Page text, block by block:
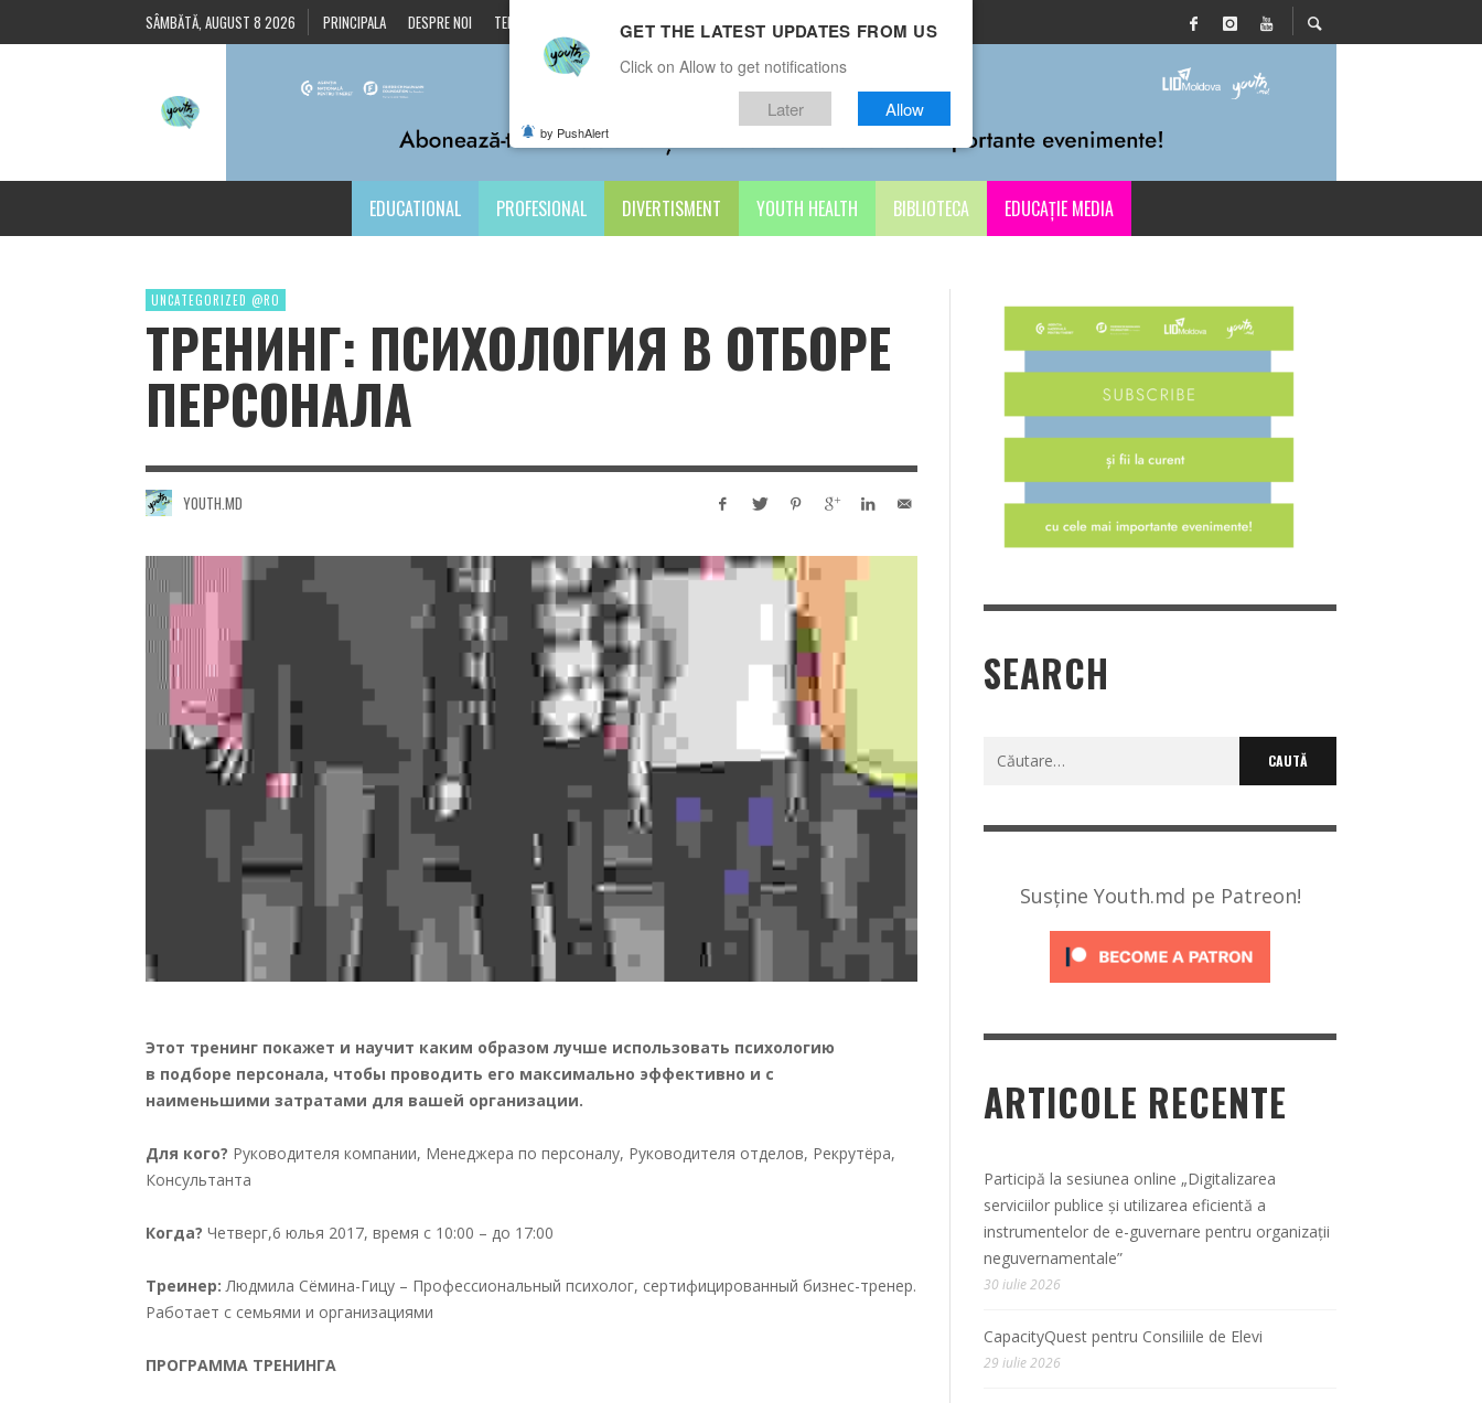
SÂMBĂTĂ, AUGUST 8 2026 PRINCIPALA DESPRE NOI TERMENI ȘI CONDIȚII CONTACTE
EDUCATIONAL PROFESIONAL DIVERTISMENT YOUTH HEALTH BIBLIOTECA EDUCAȚIE MEDIA
UNCATEGORIZED @RO
ТРЕНИНГ: ПСИХОЛОГИЯ В ОТБОРЕ
ПЕРСОНАЛА
YOUTH.MD
Этот тренинг покажет и научит каким образом лучше использовать психологию
в подборе персонала, чтобы проводить его максимально эффективно и с
наименьшими затратами для вашей организации.
Для кого? Руководителя компании, Менеджера по персоналу, Руководителя отделов, Рекрутёра,
Консультанта
Когда? Четверг,6 юлья 2017, время с 10:00 – до 17:00
Треинер: Людмила Сёмина-Гицу – Профессиональный психолог, сертифицированный бизнес-тренер.
Работает с семьями и организациями
ПРОГРАММА ТРЕНИНГА
SEARCH
Caută
Susține Youth.md pe Patreon!
ARTICOLE RECENTE
Participă la sesiunea online „Digitalizarea
serviciilor publice și utilizarea eficientă a
instrumentelor de e-guvernare pentru organizații
neguvernamentale”
30 iulie 2026
CapacityQuest pentru Consiliile de Elevi
29 iulie 2026
GET THE LATEST UPDATES FROM US
Click on Allow to get notifications
Later Allow
by PushAlert